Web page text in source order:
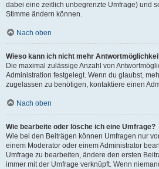
dabei eine zeitlich unbegrenzte Umfrage) und
Stimme ändern können.
Nach oben
Wieso kann ich nicht mehr
Die maximal zulässige Anzahl von
Administration festgelegt. Wenn du glaubst,
zugelassen zu benötigen, kontaktiere einen
Nach oben
Wie bearbeite oder lösche ich eine Umfrage?
Wie bei den Beiträgen können Umfragen nur
einem Moderator oder einem Administrator
Umfrage zu bearbeiten, ändere den ersten
immer mit der Umfrage verknüpft. Wenn